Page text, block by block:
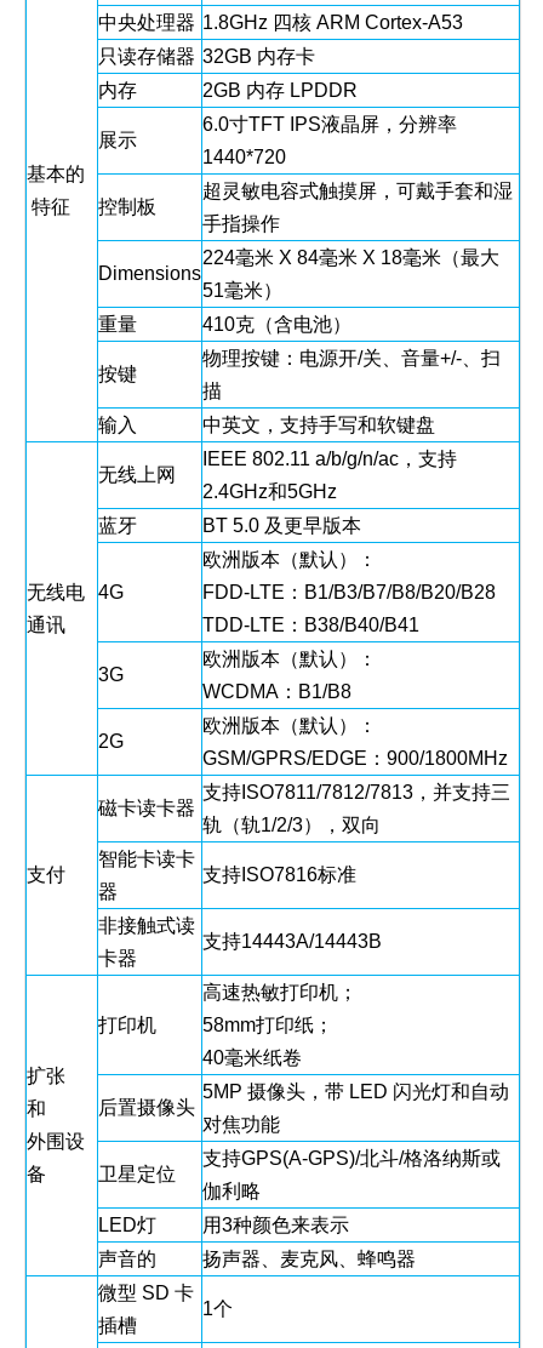
基本的
特征
中央处理器 1.8GHz 四核 ARM Cortex-A53
只读存储器 32GB 内存卡
内存
2GB 内存 LPDDR
展示
6.0寸TFT IPS液晶屏，分辨率
1440*720
控制板
超灵敏电容式触摸屏，可戴手套和湿
手指操作
Dimensions
224毫米 X 84毫米 X 18毫米（最大
51毫米）
重量
410克（含电池）
按键
物理按键：电源开/关、音量+/-、扫
描
输入
中英文，支持手写和软键盘
无线电
通讯
无线上网
IEEE 802.11 a/b/g/n/ac，支持
2.4GHz和5GHz
蓝牙
BT 5.0 及更早版本
4G
欧洲版本（默认）：
FDD-LTE：B1/B3/B7/B8/B20/B28
TDD-LTE：B38/B40/B41
3G
欧洲版本（默认）：
WCDMA：B1/B8
2G
欧洲版本（默认）：
GSM/GPRS/EDGE：900/1800MHz
支付
磁卡读卡器
支持ISO7811/7812/7813，并支持三
轨（轨1/2/3），双向
智能卡读卡
器
支持ISO7816标准
非接触式读
卡器
支持14443A/14443B
扩张
和
外围设
备
打印机
高速热敏打印机；
58mm打印纸；
40毫米纸卷
后置摄像头
5MP 摄像头，带 LED 闪光灯和自动
对焦功能
卫星定位
支持GPS(A-GPS)/北斗/格洛纳斯或
伽利略
LED灯
用3种颜色来表示
声音的
扬声器、麦克风、蜂鸣器
微型 SD 卡
插槽
1个